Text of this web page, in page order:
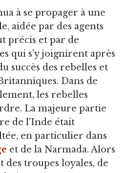
à se propager à une
aidée par des agents
précis et par de
qui s'y joignirent après
succès des rebelles et
Dans de
les rebelles
La majeure partie
de l'Inde était
en particulier dans
et de la Narmada. Alors
troupes loyales, de